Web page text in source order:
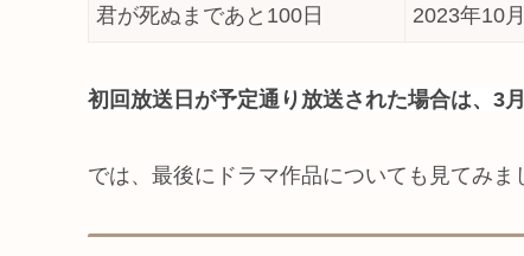
君が死ぬまであと100日 2023年10
初回放送日が予定通り放送された場合は、3
では、最後にドラマ作品についても見てみま